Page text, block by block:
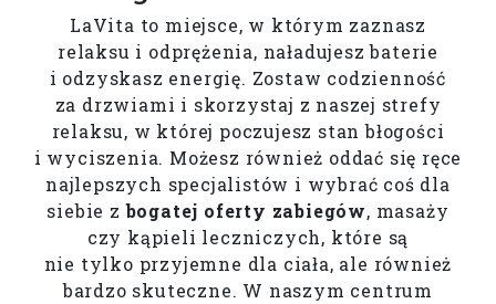
LaVita to miejsce, w którym zaznasz
relaksu i odprężenia, naładujesz baterie
i odzyskasz energię. Zostaw codzienność
za drzwiami i skorzystaj z naszej strefy
relaksu, w której poczujesz stan błogości
i wyciszenia. Możesz również oddać się ręce
najlepszych specjalistów i wybrać coś dla
siebie zbogatej oferty zabiegów, masaży
czy kąpieli leczniczych, które są
nie tylko przyjemne dla ciała, ale również
bardzo skuteczne. W naszym centrum